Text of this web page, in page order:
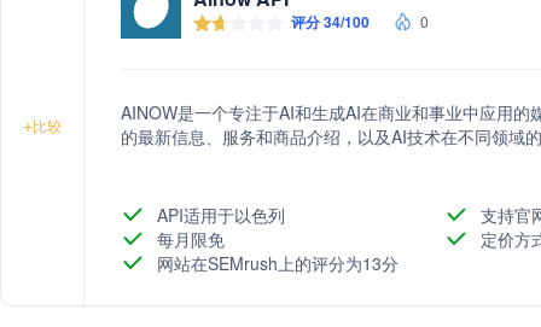
+比较
评分 34/100 0
AINOW是一个专注于AI和生成AI在商业和事业中应用
的最新信息、服务和商品介绍，以及AI技术在不同领域
API适用于以色列
支持官
每月限免
定价方
网站在SEMrush上的评分为13分